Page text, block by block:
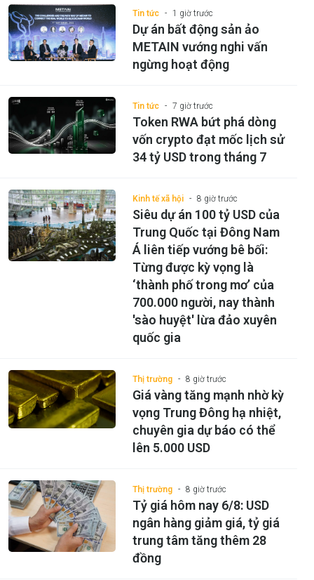
Tin tức 1 giờ trước
Dự án bất động sản ảo
METAIN vướng nghi vấn
ngừng hoạt động
Tin tức 7 giờ trước
Token RWA bứt phá dòng
vốn crypto đạt mốc lịch sử
34 tỷ USD trong tháng 7
Kinh tế xã hội 8 giờ trước
Siêu dự án 100 tỷ USD của
Trung Quốc tại Đông Nam
Á liên tiếp vướng bê bối:
Từng được kỳ vọng là
‘thành phố trong mơ’ của
700.000 người, nay thành
'sào huyệt' lừa đảo xuyên
quốc gia
Thị trường 8 giờ trước
Giá vàng tăng mạnh nhờ kỳ
vọng Trung Đông hạ nhiệt,
chuyên gia dự báo có thể
lên 5.000 USD
Thị trường 8 giờ trước
Tỷ giá hôm nay 6/8: USD
ngân hàng giảm giá, tỷ giá
trung tâm tăng thêm 28
đồng